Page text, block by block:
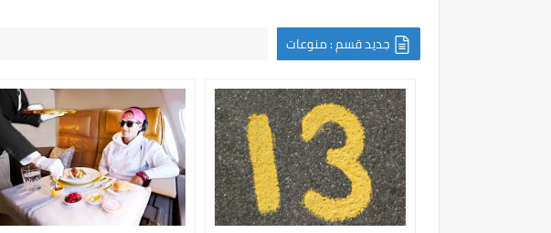
جديد قسم : منوعات